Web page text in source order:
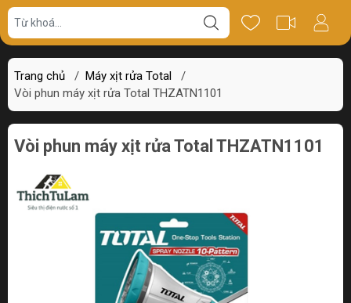
Trang chủ / Máy xịt rửa Total
/
Vòi phun máy xịt rửa Total THZATN1101
Giá bán Thông số Review
Vòi phun máy xịt rửa Total THZATN1101